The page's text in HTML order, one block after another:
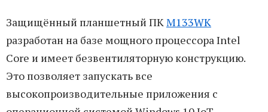
Защищённый планшетный ПКM133WK
разработан на базе мощного процессора Intel
Core и имеет безвентиляторную конструкцию.
Это позволяет запускать все
высокопроизводительные приложения с